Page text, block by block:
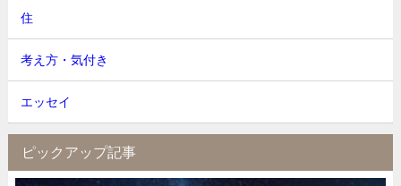
住
考え方・気付き
エッセイ
ピックアップ記事